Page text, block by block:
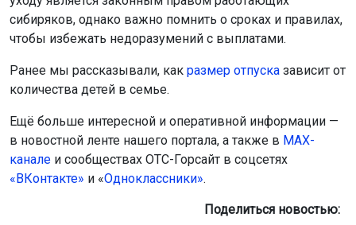
сибиряков, однако важно помнить о сроках и правилах,
чтобы избежать недоразумений с выплатами.
Ранее мы рассказывали, как размер отпуска зависит от
количества детей в семье.
Ещё больше интересной и оперативной информации —
в новостной ленте нашего портала, а также в МАХ-
канале и сообществах ОТС-Горсайт в соцсетях
«ВКонтакте» и «Одноклассники».
Поделиться новостью: